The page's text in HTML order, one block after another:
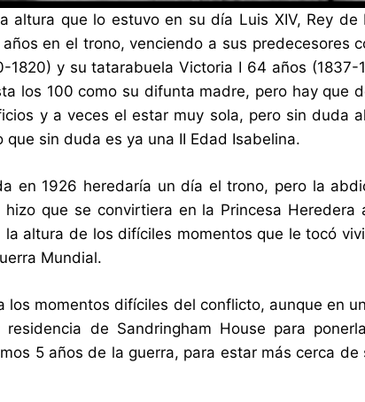
altura que lo estuvo en su día Luis XIV, Rey de
en el trono, venciendo a sus predecesores
1820) y su tatarabuela Victoria I 64 años (1837-
los 100 como su difunta madre, pero hay que
y a veces el estar muy sola, pero sin duda
sin duda es ya una II Edad Isabelina.
en 1926 heredaría un día el trono, pero la
que se convirtiera en la Princesa
altura de los difíciles momentos que le tocó
Mundial.
los momentos difíciles del conflicto, aunque en
de Sandringham House para
5 años de la guerra, para estar más cerca